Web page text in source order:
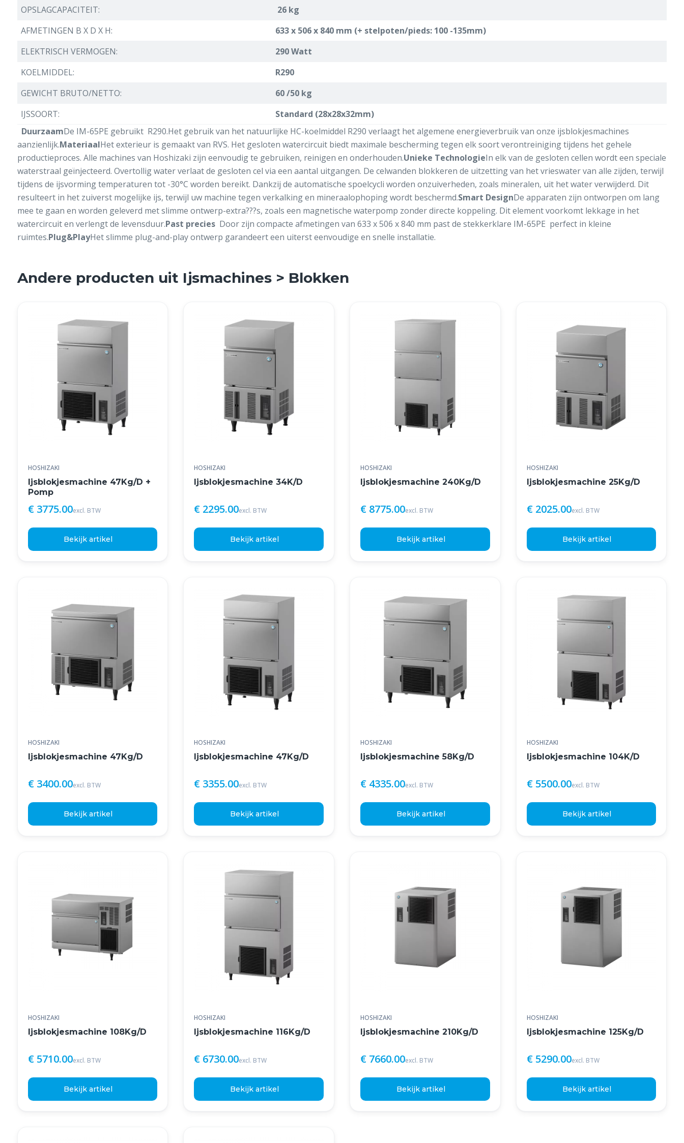
OPSLAGCAPACITEIT:
26 kg
AFMETINGEN B X D X H:
633 x 506 x 840 mm (+ stelpoten/pieds: 100 -135mm)
ELEKTRISCH VERMOGEN:
290 Watt
KOELMIDDEL:
R290
GEWICHT BRUTO/NETTO:
60 /50 kg
IJSSOORT:
Standard (28x28x32mm)
DuurzaamDe IM-65PE gebruikt R290.Het gebruik van het natuurlijke HC-koelmiddel R290 verlaagt het algemene energieverbruik van onze ijsblokjesmachines
aanzienlijk.MateriaalHet exterieur is gemaakt van RVS. Het gesloten watercircuit biedt maximale bescherming tegen elk soort verontreiniging tijdens het gehele
productieproces. Alle machines van Hoshizaki zijn eenvoudig te gebruiken, reinigen en onderhouden.Unieke TechnologieIn elk van de gesloten cellen wordt een speciale
waterstraal geïnjecteerd. Overtollig water verlaat de gesloten cel via een aantal uitgangen. De celwanden blokkeren de uitzetting van het vrieswater van alle zijden, terwijl
tijdens de ijsvorming temperaturen tot -30°C worden bereikt. Dankzij de automatische spoelcycli worden onzuiverheden, zoals mineralen, uit het water verwijderd. Dit
resulteert in het zuiverst mogelijke ijs, terwijl uw machine tegen verkalking en mineraalophoping wordt beschermd.Smart DesignDe apparaten zijn ontworpen om lang
mee te gaan en worden geleverd met slimme ontwerp-extra???s, zoals een magnetische waterpomp zonder directe koppeling. Dit element voorkomt lekkage in het
watercircuit en verlengt de levensduur.Past precies Door zijn compacte afmetingen van 633 x 506 x 840 mm past de stekkerklare IM-65PE perfect in kleine
ruimtes.Plug&PlayHet slimme plug-and-play ontwerp garandeert een uiterst eenvoudige en snelle installatie.
Andere producten uit Ijsmachines > Blokken
HOSHIZAKI
Ijsblokjesmachine 47Kg/D +
Pomp
€ 3775.00excl. BTW
Bekijk artikel
HOSHIZAKI
Ijsblokjesmachine 34K/D
€ 2295.00excl. BTW
Bekijk artikel
HOSHIZAKI
Ijsblokjesmachine 240Kg/D
€ 8775.00excl. BTW
Bekijk artikel
HOSHIZAKI
Ijsblokjesmachine 25Kg/D
€ 2025.00excl. BTW
Bekijk artikel
HOSHIZAKI
Ijsblokjesmachine 47Kg/D
€ 3400.00excl. BTW
Bekijk artikel
HOSHIZAKI
Ijsblokjesmachine 47Kg/D
€ 3355.00excl. BTW
Bekijk artikel
HOSHIZAKI
Ijsblokjesmachine 58Kg/D
€ 4335.00excl. BTW
Bekijk artikel
HOSHIZAKI
Ijsblokjesmachine 104K/D
€ 5500.00excl. BTW
Bekijk artikel
HOSHIZAKI
Ijsblokjesmachine 108Kg/D
€ 5710.00excl. BTW
Bekijk artikel
HOSHIZAKI
Ijsblokjesmachine 116Kg/D
€ 6730.00excl. BTW
Bekijk artikel
HOSHIZAKI
Ijsblokjesmachine 210Kg/D
€ 7660.00excl. BTW
Bekijk artikel
HOSHIZAKI
Ijsblokjesmachine 125Kg/D
€ 5290.00excl. BTW
Bekijk artikel